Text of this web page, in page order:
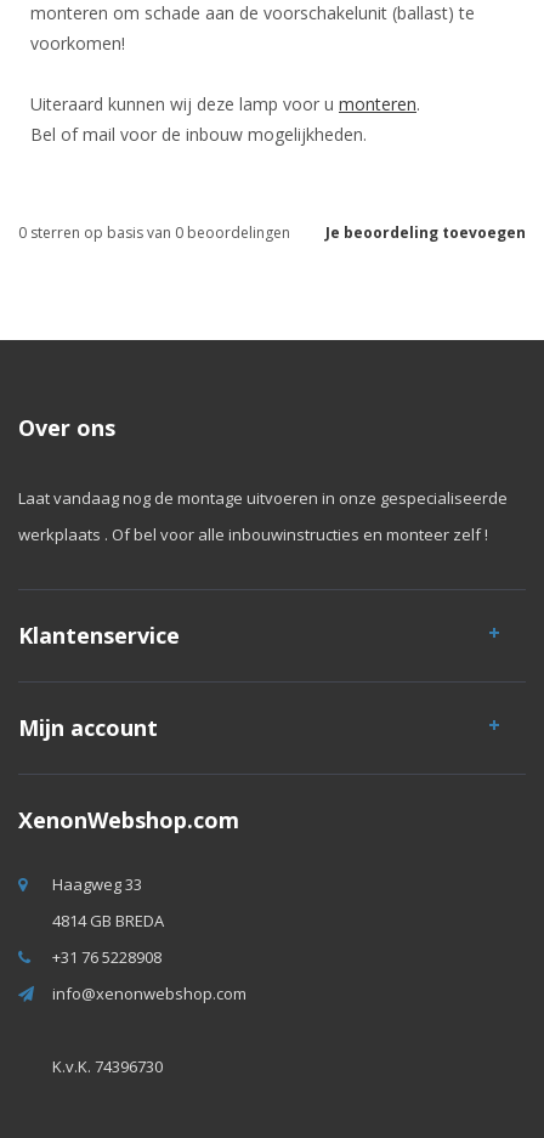
monteren om schade aan de voorschakelunit (ballast) te
voorkomen!
Uiteraard kunnen wij deze lamp voor u monteren.
Bel of mail voor de inbouw mogelijkheden.
Je beoordeling toevoegen
0 sterren op basis van 0 beoordelingen
Over ons
Laat vandaag nog de montage uitvoeren in onze gespecialiseerde
werkplaats . Of bel voor alle inbouwinstructies en monteer zelf !
Klantenservice
Mijn account
XenonWebshop.com
Haagweg 33
4814 GB BREDA
+31 76 5228908
info@xenonwebshop.com
K.v.K. 74396730